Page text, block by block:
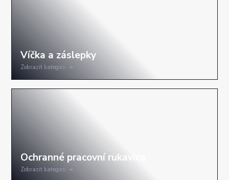
Zobrazit kategorii
Zobrazit kategorii